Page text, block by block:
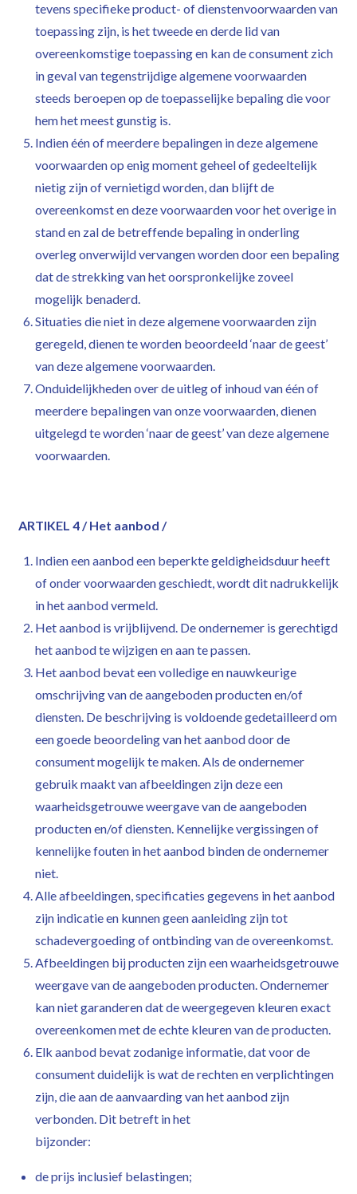
tevens specifieke product- of dienstenvoorwaarden van
toepassing zijn, is het tweede en derde lid van
overeenkomstige toepassing en kan de consument zich
in geval van tegenstrijdige algemene voorwaarden
steeds beroepen op de toepasselijke bepaling die voor
hem het meest gunstig is.
Indien één of meerdere bepalingen in deze algemene
voorwaarden op enig moment geheel of gedeeltelijk
nietig zijn of vernietigd worden, dan blijft de
overeenkomst en deze voorwaarden voor het overige in
stand en zal de betreffende bepaling in onderling
overleg onverwijld vervangen worden door een bepaling
dat de strekking van het oorspronkelijke zoveel
mogelijk benaderd.
Situaties die niet in deze algemene voorwaarden zijn
geregeld, dienen te worden beoordeeld ‘naar de geest’
van deze algemene voorwaarden.
Onduidelijkheden over de uitleg of inhoud van één of
meerdere bepalingen van onze voorwaarden, dienen
uitgelegd te worden ‘naar de geest’ van deze algemene
voorwaarden.
ARTIKEL 4 / Het aanbod /
Indien een aanbod een beperkte geldigheidsduur heeft
of onder voorwaarden geschiedt, wordt dit nadrukkelijk
in het aanbod vermeld.
Het aanbod is vrijblijvend. De ondernemer is gerechtigd
het aanbod te wijzigen en aan te passen.
Het aanbod bevat een volledige en nauwkeurige
omschrijving van de aangeboden producten en/of
diensten. De beschrijving is voldoende gedetailleerd om
een goede beoordeling van het aanbod door de
consument mogelijk te maken. Als de ondernemer
gebruik maakt van afbeeldingen zijn deze een
waarheidsgetrouwe weergave van de aangeboden
producten en/of diensten. Kennelijke vergissingen of
kennelijke fouten in het aanbod binden de ondernemer
niet.
Alle afbeeldingen, specificaties gegevens in het aanbod
zijn indicatie en kunnen geen aanleiding zijn tot
schadevergoeding of ontbinding van de overeenkomst.
Afbeeldingen bij producten zijn een waarheidsgetrouwe
weergave van de aangeboden producten. Ondernemer
kan niet garanderen dat de weergegeven kleuren exact
overeenkomen met de echte kleuren van de producten.
Elk aanbod bevat zodanige informatie, dat voor de
consument duidelijk is wat de rechten en verplichtingen
zijn, die aan de aanvaarding van het aanbod zijn
verbonden. Dit betreft in het
bijzonder:
de prijs inclusief belastingen;